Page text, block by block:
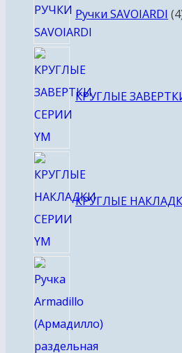
Ручки SAVOIARDI 4
КРУГЛЫЕ
КРУГЛЫЕ